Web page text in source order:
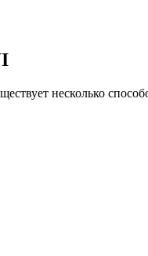
несколько